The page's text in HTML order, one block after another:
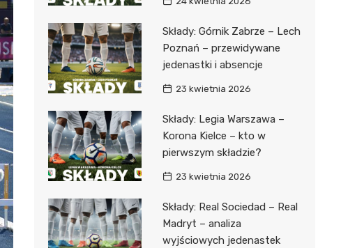
Składy: Górnik Zabrze – Lech
Poznań – przewidywane
jedenastki i absencje
23 kwietnia 2026
Składy: Legia Warszawa –
Korona Kielce – kto w
pierwszym składzie?
23 kwietnia 2026
Składy: Real Sociedad – Real
Madryt – analiza
wyjściowych jedenastek